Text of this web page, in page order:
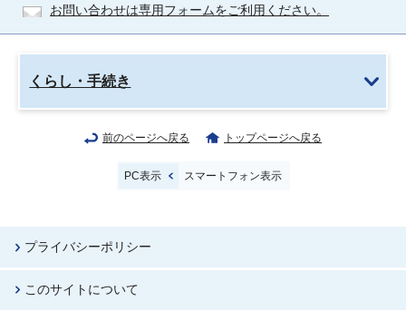
お問い合わせは専用フォームをご利用ください。
くらし・手続き
前のページへ戻る トップページへ戻る
PC表示 スマートフォン表示
プライバシーポリシー
このサイトについて